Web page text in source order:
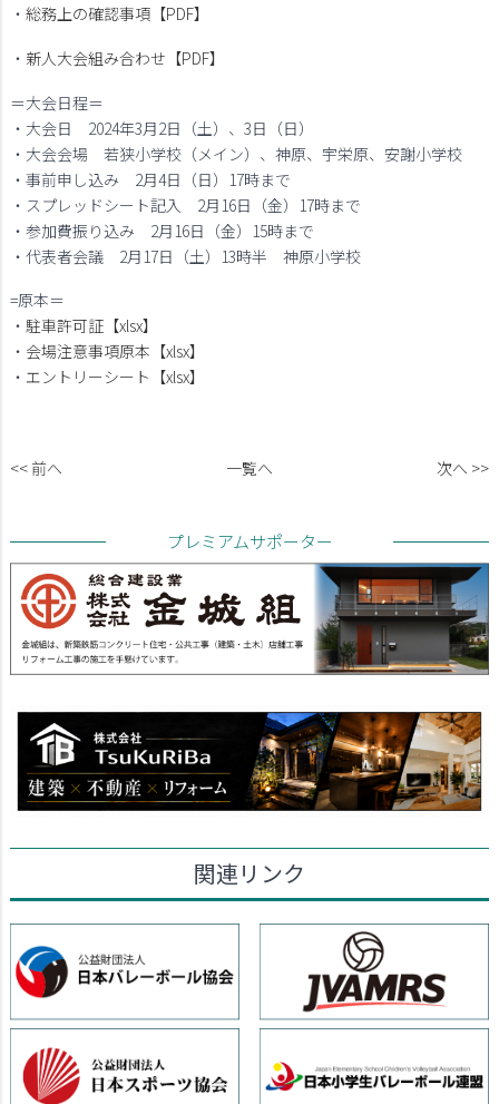
・ 総務上の確認事項【PDF】
・ 新人大会組み合わせ【PDF】
＝大会日程＝
・大会日 2024年3月2日（土）、3日（日）
・大会会場 若狭小学校（メイン）、神原、宇栄原、安謝小学校
・事前申し込み 2月4日（日）17時まで
・スプレッドシート記入 2月16日（金）17時まで
・参加費振り込み 2月16日（金）15時まで
・代表者会議 2月17日（土）13時半 神原小学校
=原本＝
・ 駐車許可証【xlsx】
・ 会場注意事項原本【xlsx】
・ エントリーシート【xlsx】
<< 前へ 一覧へ 次へ >>
プレミアムサポーター
関連リンク